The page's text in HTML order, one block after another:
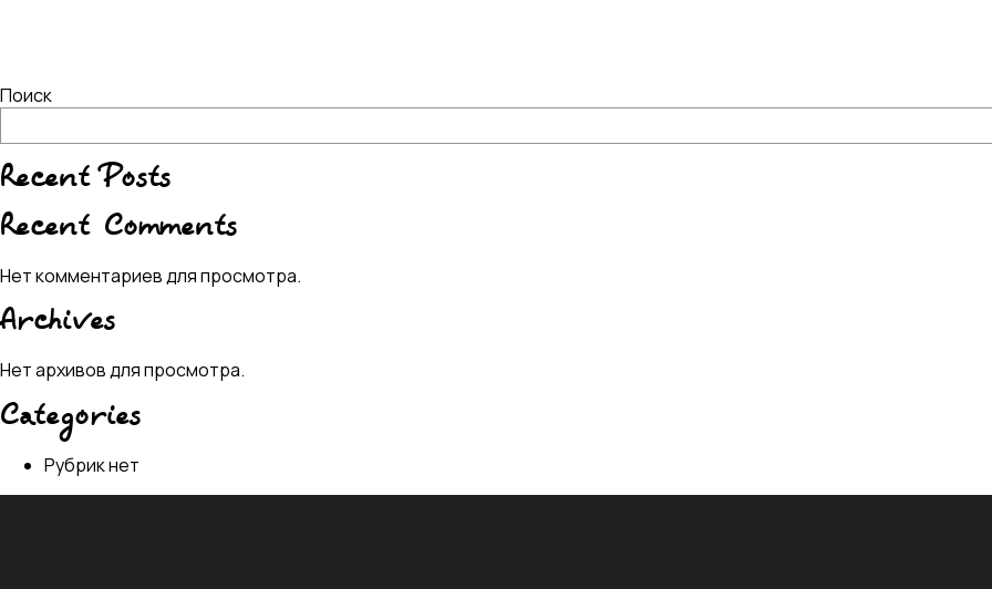
Поиск
Recent Posts
Recent Comments
Нет комментариев для просмотра.
Archives
Нет архивов для просмотра.
Categories
Рубрик нет